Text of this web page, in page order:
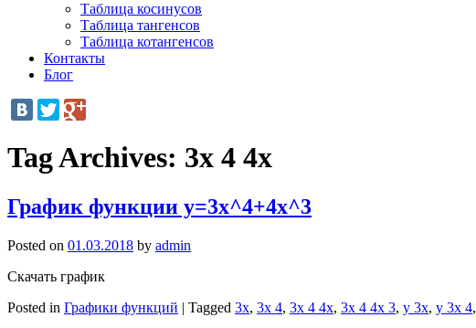
Таблица косинусов
Таблица тангенсов
Таблица котангенсов
Контакты
Блог
Tag Archives: 3x 4 4x
График функции y=3x^4+4x^3
Posted on 01.03.2018 by admin
Скачать график
Posted in Графики функций | Tagged 3x, 3x 4, 3x 4 4x, 3x 4 4x 3, y 3x, y 3x 4,